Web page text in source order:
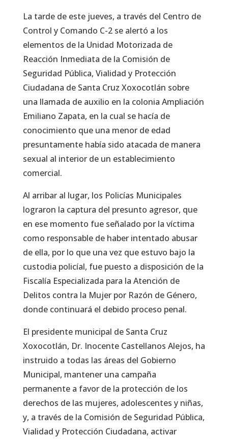
La tarde de este jueves, a través del Centro de
Control y Comando C-2 se alertó a los
elementos de la Unidad Motorizada de
Reacción Inmediata de la Comisión de
Seguridad Pública, Vialidad y Protección
Ciudadana de Santa Cruz Xoxocotlán sobre
una llamada de auxilio en la colonia Ampliación
Emiliano Zapata, en la cual se hacía de
conocimiento que una menor de edad
presuntamente había sido atacada de manera
sexual al interior de un establecimiento
comercial.
Al arribar al lugar, los Policías Municipales
lograron la captura del presunto agresor, que
en ese momento fue señalado por la víctima
como responsable de haber intentado abusar
de ella, por lo que una vez que estuvo bajo la
custodia policíal, fue puesto a disposición de la
Fiscalía Especializada para la Atención de
Delitos contra la Mujer por Razón de Género,
donde continuará el debido proceso penal.
El presidente municipal de Santa Cruz
Xoxocotlán, Dr. Inocente Castellanos Alejos, ha
instruido a todas las áreas del Gobierno
Municipal, mantener una campaña
permanente a favor de la protección de los
derechos de las mujeres, adolescentes y niñas,
y, a través de la Comisión de Seguridad Pública,
Vialidad y Protección Ciudadana, activar